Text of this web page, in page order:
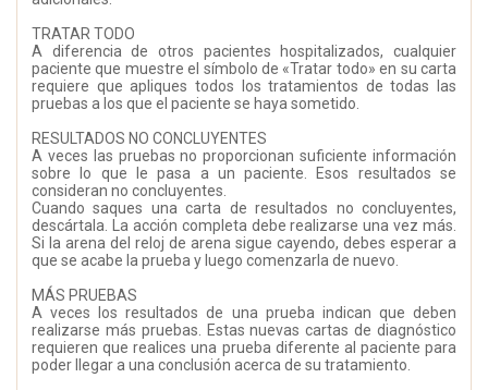
TRATAR TODO
A diferencia de otros pacientes hospitalizados, cualquier
paciente que muestre el símbolo de «Tratar todo» en su carta
requiere que apliques todos los tratamientos de todas las
pruebas a los que el paciente se haya sometido.
RESULTADOS NO CONCLUYENTES
A veces las pruebas no proporcionan suficiente información
sobre lo que le pasa a un paciente. Esos resultados se
consideran no concluyentes.
Cuando saques una carta de resultados no concluyentes,
descártala. La acción completa debe realizarse una vez más.
Si la arena del reloj de arena sigue cayendo, debes esperar a
que se acabe la prueba y luego comenzarla de nuevo.
MÁS PRUEBAS
A veces los resultados de una prueba indican que deben
realizarse más pruebas. Estas nuevas cartas de diagnóstico
requieren que realices una prueba diferente al paciente para
poder llegar a una conclusión acerca de su tratamiento.